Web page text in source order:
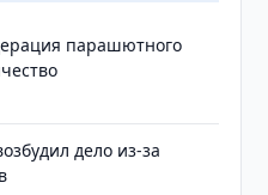
парашютного
дело из-за